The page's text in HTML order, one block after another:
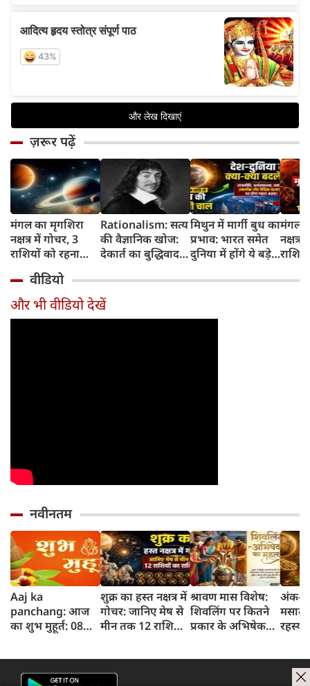
ज़रूर पढ़ें
मंगल का मृगशिरा
नक्षत्र में गोचर, 3
राशियों को रहना
सावधान
Rationalism: सत्य
की वैज्ञानिक खोज:
देकार्त का बुद्धिवाद
का जन्म
मिथुन में मार्गी बुध का
प्रभाव: भारत समेत
दुनिया में होंगे ये बड़े
मंगल
नक्षत्र
किसे
वीडियो
और भी वीडियो देखें
नवीनतम
Aaj ka
panchang: आज
का शुभ मुहूर्त: 08
और शुभ समय
शुक्र का हस्त नक्षत्र में
गोचर: जानिए मेष से
मीन तक 12 राशियों
श्रावण मास विशेष:
शिवलिंग पर कितने
प्रकार के अभिषेक
अंक-
मसाले
रहस्य